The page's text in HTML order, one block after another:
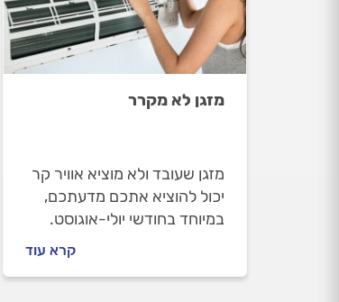
מזגן לא מקרר
מזגן שעובד ולא מוציא אוויר קר
יכול להוציא אתכם מדעתכם,
במיוחד בחודשי יולי-אוגוסט.
לא מקרר ואיך טכנאי מזגנים
מקצועי מטפל בבעיה?
קרא עוד